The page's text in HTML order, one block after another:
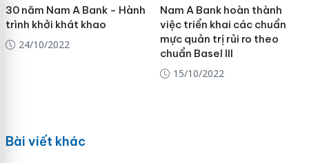
30 năm Nam A Bank - Hành
trình khởi khát khao
24/10/2022
Nam A Bank hoàn thành
việc triển khai các chuẩn
mực quản trị rủi ro theo
chuẩn Basel III
15/10/2022
Bài viết khác